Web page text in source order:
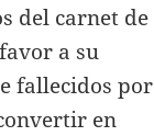
del carnet de
a su
fallecidos por
en